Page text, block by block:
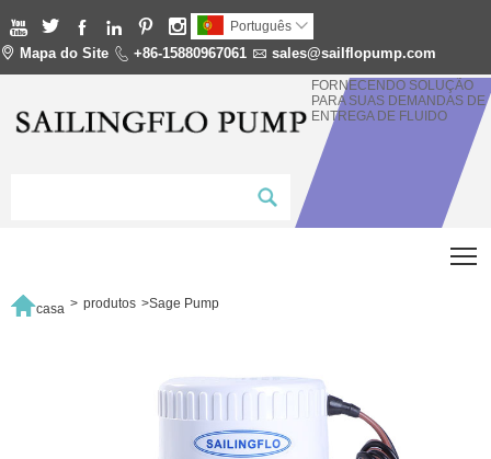
      Português 
 Mapa do Site  +86-15880967061  sales@sailflopump.com
FORNECENDO SOLUÇÃO
PARA SUAS DEMANDAS DE
ENTREGA DE FLUIDO
casa > produtos >Sage Pump